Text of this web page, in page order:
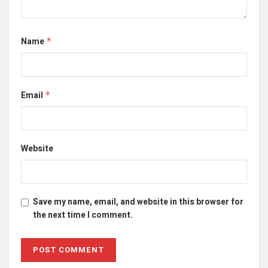
Name *
Email *
Website
Save my name, email, and website in this browser for
the next time I comment.